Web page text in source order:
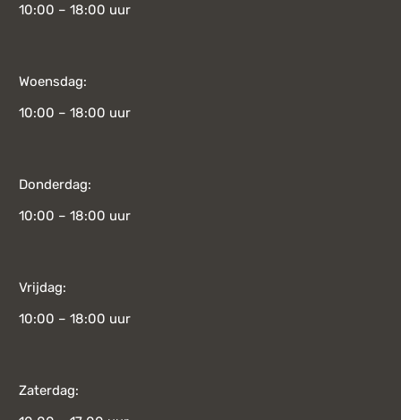
10:00 – 18:00 uur
Woensdag:
10:00 – 18:00 uur
Donderdag:
10:00 – 18:00 uur
Vrijdag:
10:00 – 18:00 uur
Zaterdag: